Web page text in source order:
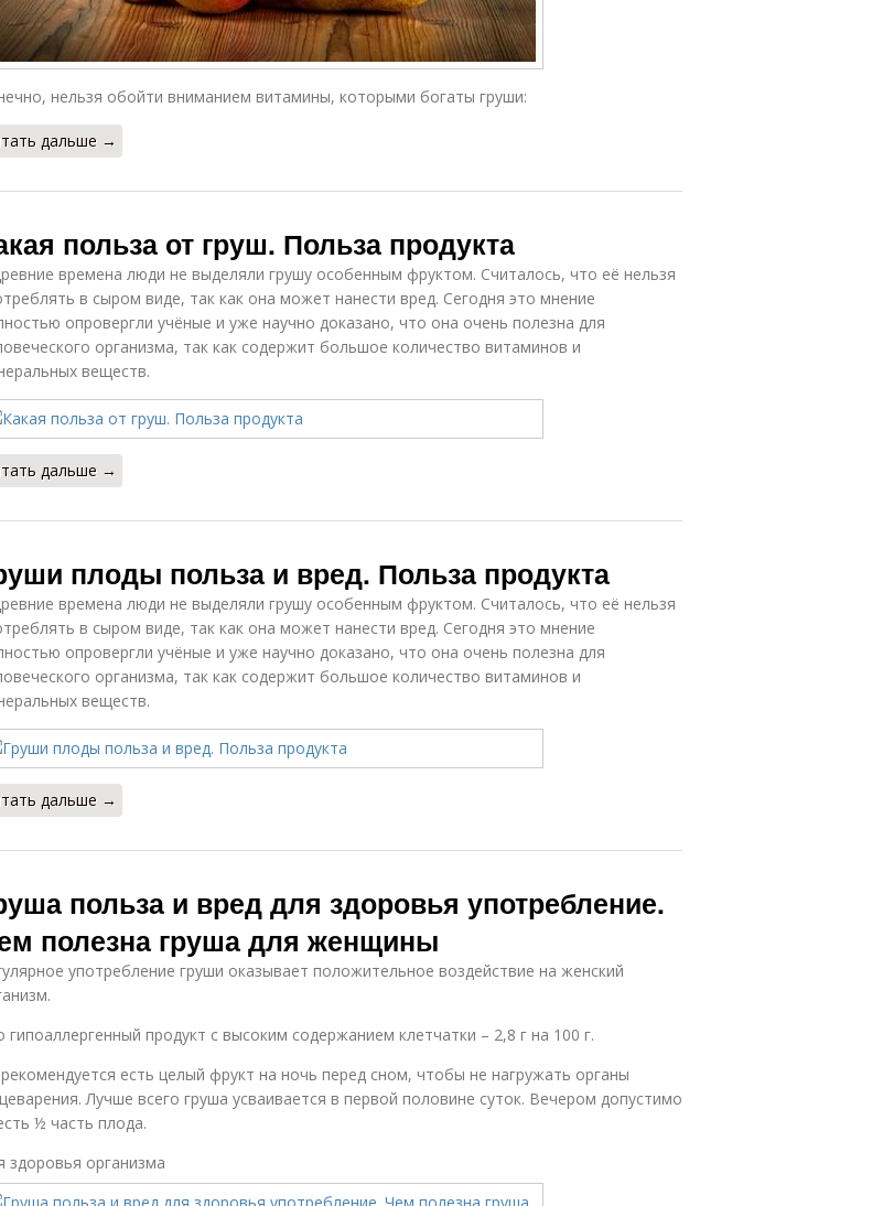
нельзя обойти вниманием витамины, которыми богаты груши:
дальше →
польза от груш. Польза продукта
времена люди не выделяли грушу особенным фруктом. Считалось, что её нельзя
в сыром виде, так как она может нанести вред. Сегодня это мнение
опровергли учёные и уже научно доказано, что она очень полезна для
организма, так как содержит большое количество витаминов и
веществ.
дальше →
плоды польза и вред. Польза продукта
времена люди не выделяли грушу особенным фруктом. Считалось, что её нельзя
в сыром виде, так как она может нанести вред. Сегодня это мнение
опровергли учёные и уже научно доказано, что она очень полезна для
организма, так как содержит большое количество витаминов и
веществ.
дальше →
польза и вред для здоровья употребление.
полезна груша для женщины
употребление груши оказывает положительное воздействие на женский
гипоаллергенный продукт с высоким содержанием клетчатки – 2,8 г на 100 г.
есть целый фрукт на ночь перед сном, чтобы не нагружать органы
Лучше всего груша усваивается в первой половине суток. Вечером допустимо
½ часть плода.
здоровья организма